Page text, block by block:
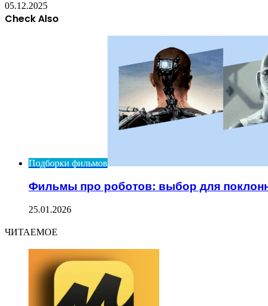
05.12.2025
Check Also
Подборки фильмов
Фильмы про роботов: выбор для
25.01.2026
ЧИТАЕМОЕ